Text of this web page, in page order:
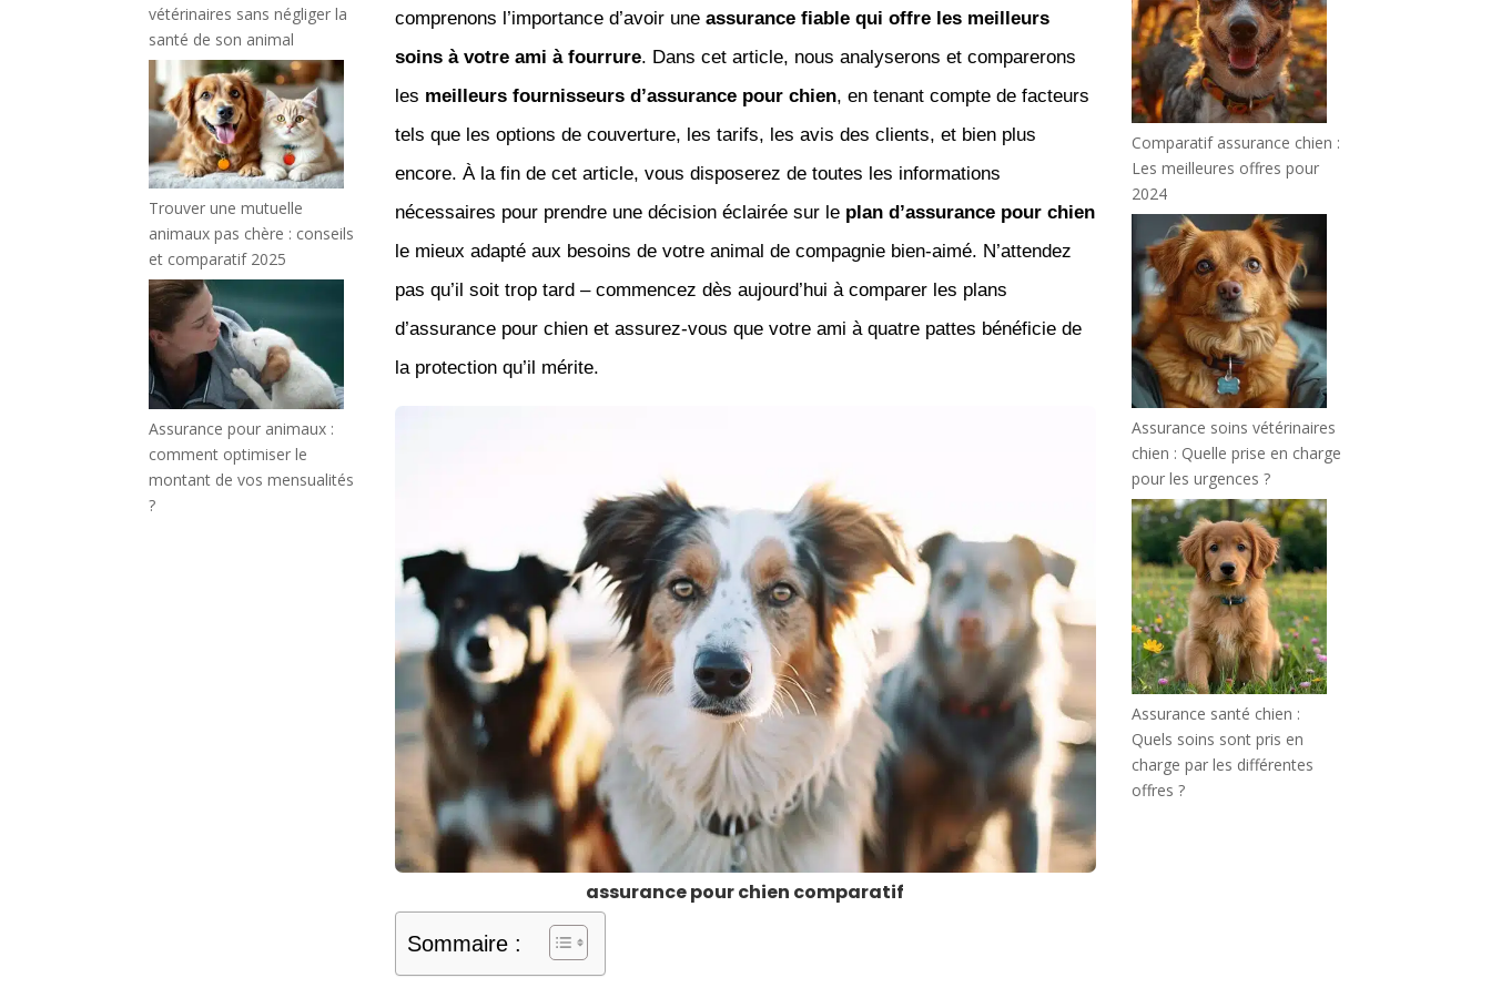
vétérinaires sans négliger la
santé de son animal
Trouver une mutuelle
animaux pas chère : conseils
et comparatif 2025
Assurance pour animaux :
comment optimiser le
montant de vos mensualités
?
comprenons l’importance d’avoir une assurance fiable qui offre les meilleurs
soins à votre ami à fourrure. Dans cet article, nous analyserons et comparerons
les meilleurs fournisseurs d’assurance pour chien, en tenant compte de facteurs
tels que les options de couverture, les tarifs, les avis des clients, et bien plus
encore. À la fin de cet article, vous disposerez de toutes les informations
nécessaires pour prendre une décision éclairée sur le plan d’assurance pour chien
le mieux adapté aux besoins de votre animal de compagnie bien-aimé. N’attendez
pas qu’il soit trop tard – commencez dès aujourd’hui à comparer les plans
d’assurance pour chien et assurez-vous que votre ami à quatre pattes bénéficie de
la protection qu’il mérite.
assurance pour chien comparatif
Sommaire :
Comparatif assurance chien :
Les meilleures offres pour
2024
Assurance soins vétérinaires
chien : Quelle prise en charge
pour les urgences ?
Assurance santé chien :
Quels soins sont pris en
charge par les différentes
offres ?